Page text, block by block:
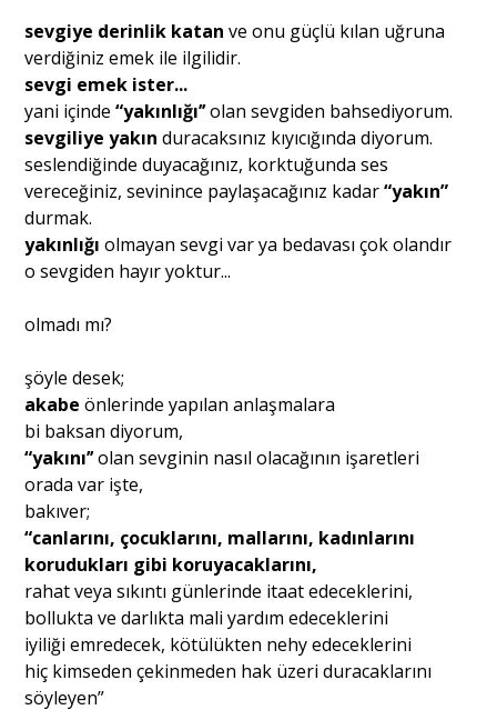
sevgiye derinlik katan ve onu güçlü kılan uğruna
verdiğiniz emek ile ilgilidir.
sevgi emek ister...
yani içinde“yakınlığı’’olan sevgiden bahsediyorum.
sevgiliye yakın duracaksınız kıyıcığında diyorum.
seslendiğinde duyacağınız, korktuğunda ses
vereceğiniz, sevinince paylaşacağınız kadar“yakın”
durmak.
yakınlığıolmayan sevgi var ya bedavası çok olandır
o sevgiden hayır yoktur...
olmadı mı?
şöyle desek;
akabeönlerinde yapılan anlaşmalara
bi baksan diyorum,
“yakını’’olan sevginin nasıl olacağının işaretleri
orada var işte,
bakıver;
“canlarını, çocuklarını, mallarını, kadınlarını
korudukları gibi koruyacaklarını,
rahat veya sıkıntı günlerinde itaat edeceklerini,
bollukta ve darlıkta mali yardım edeceklerini
iyiliği emredecek, kötülükten nehy edeceklerini
hiç kimseden çekinmeden hak üzeri duracaklarını
söyleyen”